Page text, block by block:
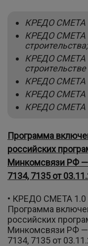
КРЕДО СМЕТА
КРЕДО СМЕТА
строительства;
КРЕДО СМЕТА
КРЕДО СМЕТА
КРЕДО СМЕТА
КРЕДО СМЕТА
Программа
российских
Минкомсвязи РФ
7134, 7135 от
• КРЕДО СМЕТА 1.0
Программа
российских
Минкомсвязи РФ —
7134, 7135 от